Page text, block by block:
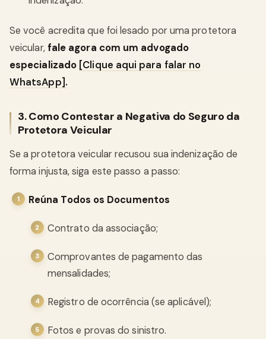
Se você acredita que foi lesado por uma protetora
veicular,fale agora com um advogado
especializado [Clique aqui para falar no
WhatsApp].
3. Como Contestar a Negativa do Seguro da
Protetora Veicular
Se a protetora veicular recusou sua indenização de
forma injusta, siga este passo a passo:
Reúna Todos os Documentos
Contrato da associação;
Comprovantes de pagamento das
mensalidades;
Registro de ocorrência (se aplicável);
Fotos e provas do sinistro.